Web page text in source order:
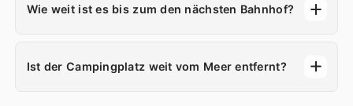
Wie weit ist es bis zum den nächsten Bahnhof?
Ist der Campingplatz weit vom Meer entfernt?